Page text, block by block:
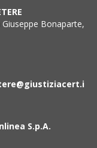
Giuseppe Bonaparte,
S.p.A.